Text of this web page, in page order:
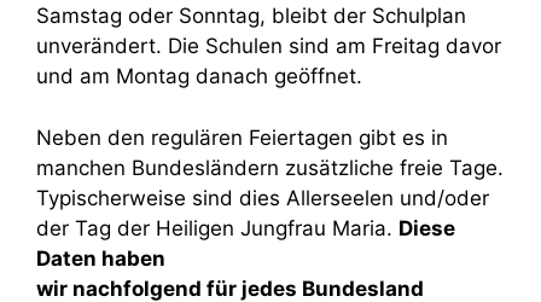
Samstag oder Sonntag, bleibt der Schulplan
unverändert. Die Schulen sind am Freitag davor
und am Montag danach geöffnet.
Neben den regulären Feiertagen gibt es in
manchen Bundesländern zusätzliche freie Tage.
Typischerweise sind dies Allerseelen und/oder
der Tag der Heiligen Jungfrau Maria. Diese
Daten haben
wir nachfolgend für jedes Bundesland